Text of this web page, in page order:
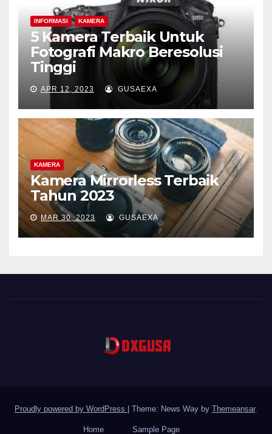
INFORMASI KAMERA
5 Kamera Terbaik Untuk
Fotografi Makro Beresolusi
Tinggi
APR 12, 2023 GUSAEXA
KAMERA
Kamera Mirrorless Terbaik
Tahun 2023
MAR 30, 2023 GUSAEXA
Proudly powered by WordPress Theme: News Way by Themeansar.
Home Sample Page